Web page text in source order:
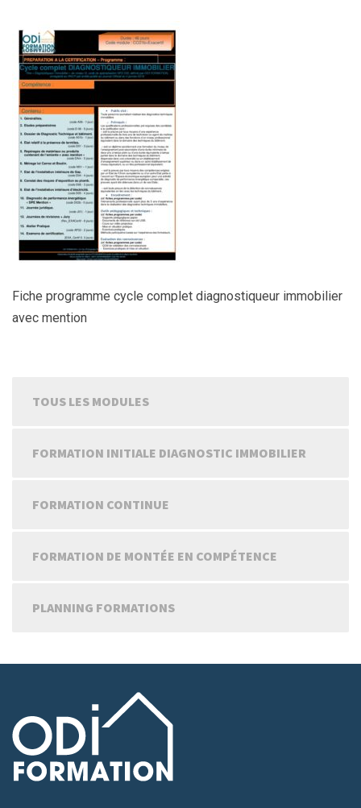
Fiche programme cycle complet diagnostiqueur immobilier
avec mention
TOUS LES MODULES
FORMATION INITIALE DIAGNOSTIC IMMOBILIER
FORMATION CONTINUE
FORMATION DE MONTÉE EN COMPÉTENCE
PLANNING FORMATIONS